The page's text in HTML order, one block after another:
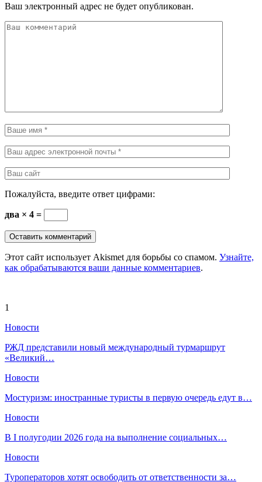
Ваш электронный адрес не будет опубликован.
Пожалуйста, введите ответ цифрами:
два × 4 =
Этот сайт использует Akismet для борьбы со спамом. Узнайте,
как обрабатываются ваши данные комментариев.
1
Новости
РЖД представили новый международный турмаршрут
«Великий…
Новости
Мостуризм: иностранные туристы в первую очередь едут в…
Новости
В I полугодии 2026 года на выполнение социальных…
Новости
Туроператоров хотят освободить от ответственности за…